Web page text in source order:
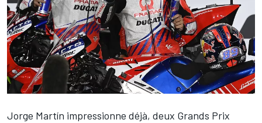
Jorge Martín impressionne déjà, deux Grands Prix